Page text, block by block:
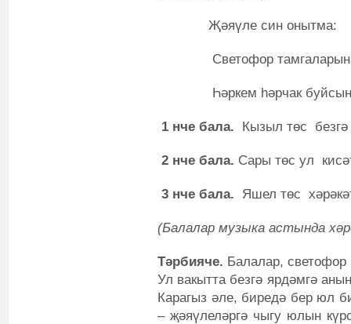
Җәяүле син онытма:
Светофор
Һәркем һәрчак
1 нче бала. Кызыл төс
2 нче бала. Сары төс ул
3 нче бала. Яшел төс
(Балалар музыка астында
Тәрбияче. Балалар, светофор
Ул вакытта безгә ярдәмгә
Карагыз әле, биредә бер юл
– җәяүлеләргә чыгу юлын